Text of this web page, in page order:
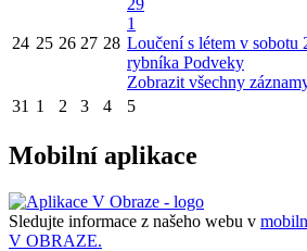
24 25 26 27 28
29
1
Loučení s létem v sobotu
rybníka Podveky
Zobrazit všechny
31 1 2 3 4 5
Mobilní aplikace
Sledujte informace z našeho webu v
V OBRAZE.